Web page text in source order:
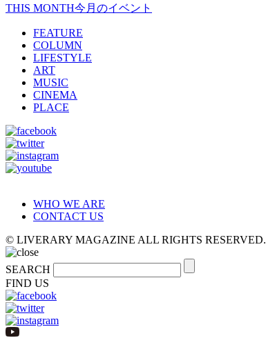
THIS MONTH今月のイベント
FEATURE
COLUMN
LIFESTYLE
ART
MUSIC
CINEMA
PLACE
WHO WE ARE
CONTACT US
© LIVERARY MAGAZINE ALL RIGHTS RESERVED.
SEARCH
FIND US